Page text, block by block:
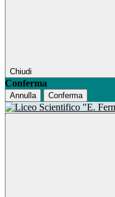
Chiudi
Conferma
Annulla Conferma